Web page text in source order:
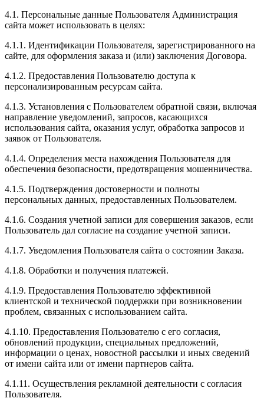
4.1. Персональные данные Пользователя Администрация
сайта может использовать в целях:
4.1.1. Идентификации Пользователя, зарегистрированного на
сайте, для оформления заказа и (или) заключения Договора.
4.1.2. Предоставления Пользователю доступа к
персонализированным ресурсам сайта.
4.1.3. Установления с Пользователем обратной связи, включая
направление уведомлений, запросов, касающихся
использования сайта, оказания услуг, обработка запросов и
заявок от Пользователя.
4.1.4. Определения места нахождения Пользователя для
обеспечения безопасности, предотвращения мошенничества.
4.1.5. Подтверждения достоверности и полноты
персональных данных, предоставленных Пользователем.
4.1.6. Создания учетной записи для совершения заказов, если
Пользователь дал согласие на создание учетной записи.
4.1.7. Уведомления Пользователя сайта о состоянии Заказа.
4.1.8. Обработки и получения платежей.
4.1.9. Предоставления Пользователю эффективной
клиентской и технической поддержки при возникновении
проблем, связанных с использованием сайта.
4.1.10. Предоставления Пользователю с его согласия,
обновлений продукции, специальных предложений,
информации о ценах, новостной рассылки и иных сведений
от имени сайта или от имени партнеров сайта.
4.1.11. Осуществления рекламной деятельности с согласия
Пользователя.